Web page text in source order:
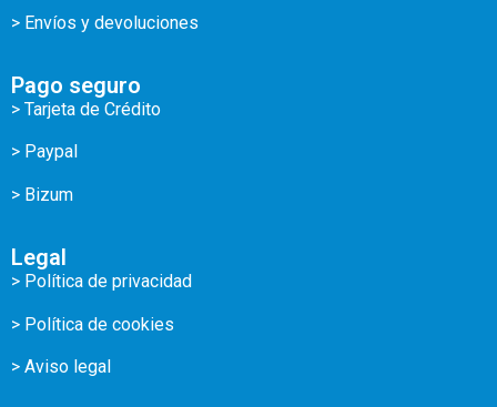
> Envíos y devoluciones
Pago seguro
> Tarjeta de Crédito
> Paypal
> Bizum
Legal
> Política de privacidad
> Política de cookies
> Aviso legal